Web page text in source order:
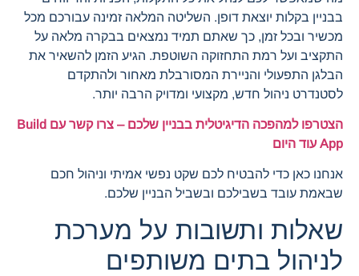
בבניין בקלות יוצאת דופן. השליטה המלאה זמינה עבורכם מכל
מכשיר ובכל זמן, כך שאתם תמיד נמצאים בבקרה מלאה על
התקציב ועל רמת התחזוקה השוטפת. הגיע הזמן להשאיר את
הבלגן התפעולי והניירת המסורבלת מאחור ולהתקדם
לסטנדרט ניהול חדש, מקצועי ומדויק הרבה יותר.
הצטרפו למהפכה הדיגיטלית בבניין שלכם – צרו קשר עם Build
App עוד היום
אנחנו כאן כדי להבטיח לכם שקט נפשי אמיתי וניהול חכם
שבאמת עובד בשבילכם ובשביל הבניין שלכם.
שאלות ותשובות על מערכת
לניהול בתים משותפים